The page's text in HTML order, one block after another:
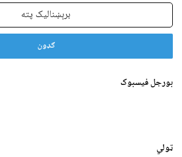
برېښنالیک
بورجل فیسبوک
ټولي